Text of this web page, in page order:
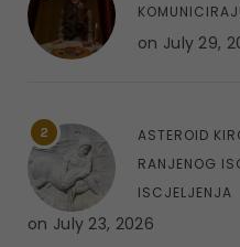
on July 29,
2
ASTEROID
RANJENOG
ISCJELJENJA
on July 23, 2026